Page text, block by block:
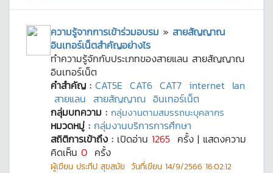
ความรู้จากการเข้าร่วมอบรม » สายสัญญาณ
อินเทอร์เน็ตสำคัญอย่างไร
ทำความรู้จักกับประเภทของสายแลน สายสัญญาณ
อินเทอร์เน็ต
คำสำคัญ : CAT5E CAT6 CAT7 internet lan
สายแลน สายสัญญาณ อินเทอร์เน็ต
กลุ่มบทความ : กลุ่มงานตามสมรรถนะบุคลากร
หมวดหมู่ : กลุ่มงานบริการการศึกษา
สถิติการเข้าถึง : เปิดอ่าน 1265 ครั้ง | แสดงความ
คิดเห็น 0 ครั้ง
ผู้เขียน ประทีป สุขสมัย วันที่เขียน 14/9/2566 16:02:12